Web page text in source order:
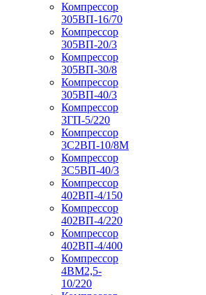
Компрессор
305ВП-16/70
Компрессор
305ВП-20/3
Компрессор
305ВП-30/8
Компрессор
305ВП-40/3
Компрессор
3ГП-5/220
Компрессор
3С2ВП-10/8М
Компрессор
3С5ВП-40/3
Компрессор
402ВП-4/150
Компрессор
402ВП-4/220
Компрессор
402ВП-4/400
Компрессор
4ВМ2,5-
10/220